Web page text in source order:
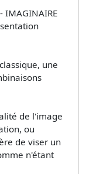
IMAGINAIRE
une
de l'image
ou
de viser un
n'étant